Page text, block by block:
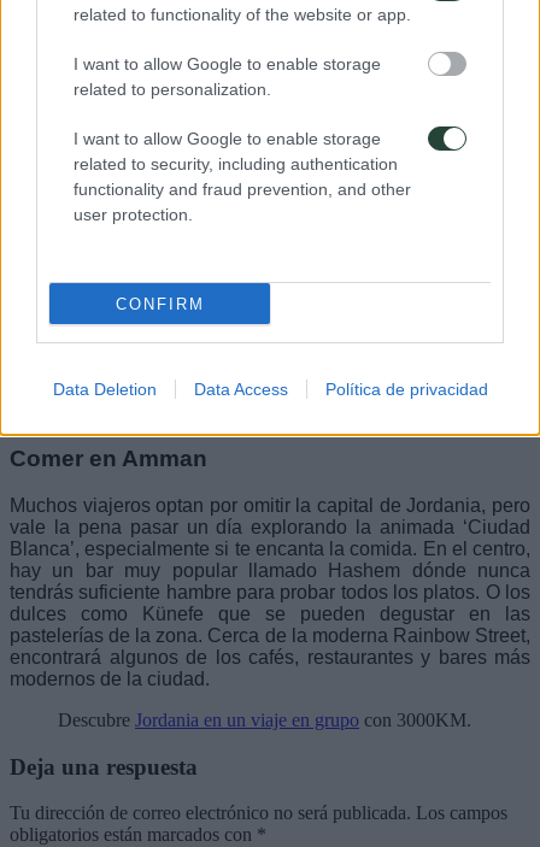
related to functionality of the website or app.
I want to allow Google to enable storage
related to personalization.
I want to allow Google to enable storage
related to security, including authentication
functionality and fraud prevention, and other
user protection.
CONFIRM
Data Deletion Data Access Política de privacidad
La ciudad comercial de Madaba cuenta con algunos de los
coronación es el mapa en mosaico de la iglesia de San
Jorge, que representa el mapa más antiguo de Palestina que
existe. Creado en el siglo I aC, el mapa, que alguna vez
contuvo más de dos millones de piezas, estuvo olvidado
durante siglos hasta que los constructores descubrieron la
Comer en Amman
Muchos viajeros optan por omitir la capital de Jordania, pero
vale la pena pasar un día explorando la animada ‘Ciudad
Blanca’, especialmente si te encanta la comida. En el centro,
hay un bar muy popular llamado Hashem dónde nunca
tendrás suficiente hambre para probar todos los platos. O los
dulces como Künefe que se pueden degustar en las
pastelerías de la zona. Cerca de la moderna Rainbow Street,
encontrará algunos de los cafés, restaurantes y bares más
modernos de la ciudad.
Descubre Jordania en un viaje en grupo con 3000KM.
Deja una respuesta
Tu dirección de correo electrónico no será publicada. Los campos
obligatorios están marcados con *